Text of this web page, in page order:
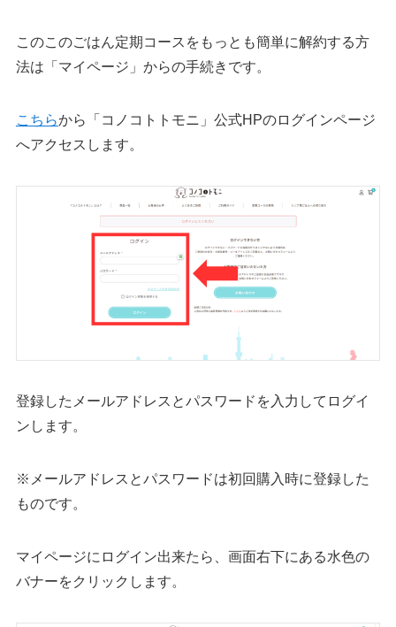
このこのごはん定期コースをもっとも簡単に解約する方
法は「マイページ」からの手続きです。
こちらから「コノコトトモニ」公式HPのログインページ
へアクセスします。
登録したメールアドレスとパスワードを入力してログイ
ンします。
※メールアドレスとパスワードは初回購入時に登録した
ものです。
マイページにログイン出来たら、画面右下にある水色の
バナーをクリックします。